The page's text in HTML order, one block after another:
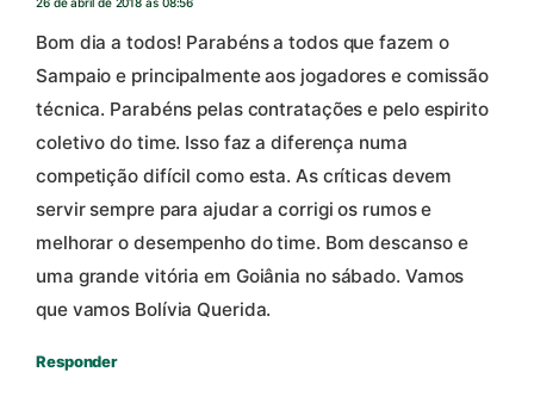
Bom dia a todos! Parabéns a todos que fazem o
Sampaio e principalmente aos jogadores e comissão
técnica. Parabéns pelas contratações e pelo espirito
coletivo do time. Isso faz a diferença numa
competição difícil como esta. As críticas devem
servir sempre para ajudar a corrigi os rumos e
melhorar o desempenho do time. Bom descanso e
uma grande vitória em Goiânia no sábado. Vamos
que vamos Bolívia Querida.
Responder